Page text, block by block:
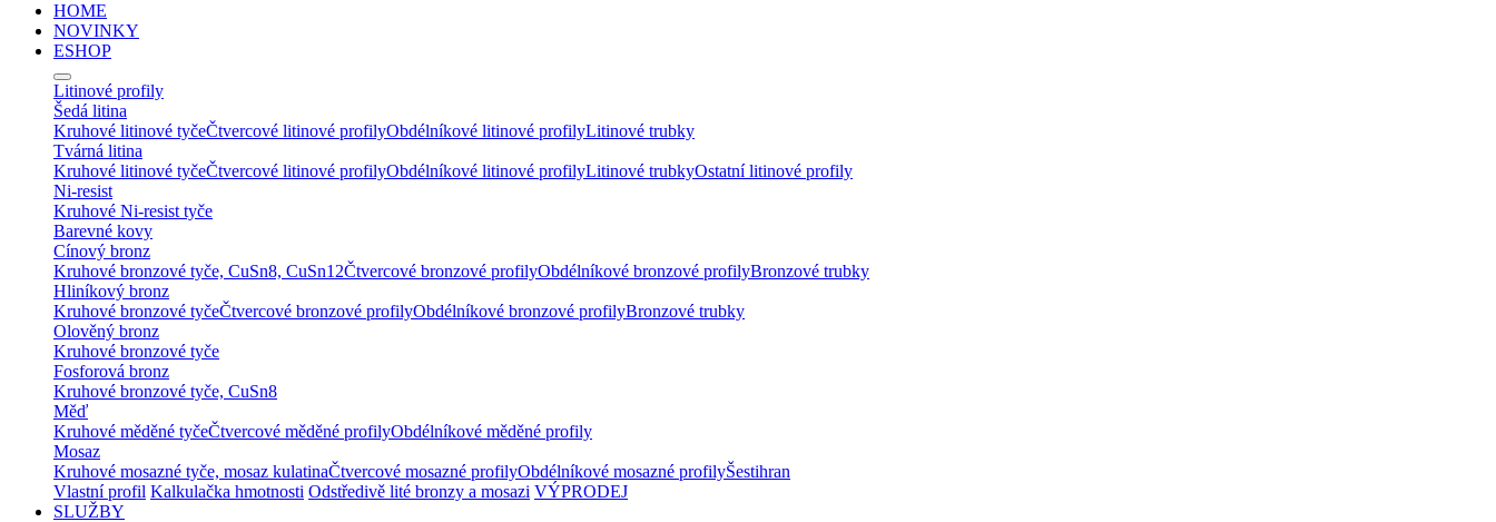
HOME
NOVINKY
ESHOP
Litinové profily
Šedá litina
Kruhové litinové tyčeČtvercové litinové profilyObdélníkové litinové profilyLitinové trubky
Tvárná litina
Kruhové litinové tyčeČtvercové litinové profilyObdélníkové litinové profilyLitinové trubkyOstatní litinové profily
Ni-resist
Kruhové Ni-resist tyče
Barevné kovy
Cínový bronz
Kruhové bronzové tyče, CuSn8, CuSn12Čtvercové bronzové profilyObdélníkové bronzové profilyBronzové trubky
Hliníkový bronz
Kruhové bronzové tyčeČtvercové bronzové profilyObdélníkové bronzové profilyBronzové trubky
Olověný bronz
Kruhové bronzové tyče
Fosforová bronz
Kruhové bronzové tyče, CuSn8
Měď
Kruhové měděné tyčeČtvercové měděné profilyObdélníkové měděné profily
Mosaz
Kruhové mosazné tyče, mosaz kulatinaČtvercové mosazné profilyObdélníkové mosazné profilyŠestihran
Vlastní profil Kalkulačka hmotnosti Odstředivě lité bronzy a mosazi VÝPRODEJ
SLUŽBY